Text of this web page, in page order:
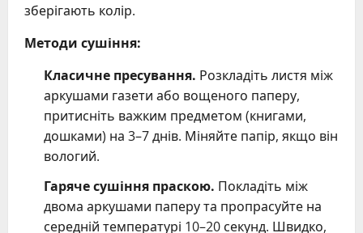
зберігають колір.
Методи сушіння:
Класичне пресування. Розкладіть листя між
аркушами газети або вощеного паперу,
притисніть важким предметом (книгами,
дошками) на 3–7 днів. Міняйте папір, якщо він
вологий.
Гаряче сушіння праскою. Покладіть між
двома аркушами паперу та пропрасуйте на
середній температурі 10–20 секунд. Швидко,